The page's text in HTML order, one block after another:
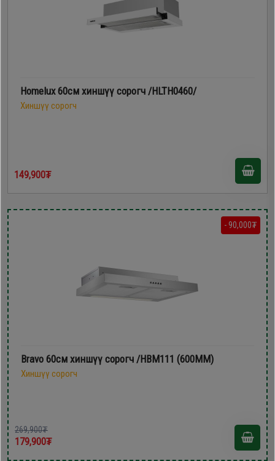
Homelux 60см хиншүү сорогч /HLTH0460/
Хиншүү сорогч
149,900₮
- 90,000₮
Bravo 60см хиншүү сорогч /HBM111 (600MM)
Хиншүү сорогч
269,900₮
179,900₮